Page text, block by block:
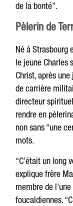
de la bonté”.
Pèlerin de
Né à Strasbourg
le jeune Charles
Christ, après
de carrière
directeur
rendre en
non sans “une
mots.
“C’était un long
explique frère
membre de
foucaldiennes.